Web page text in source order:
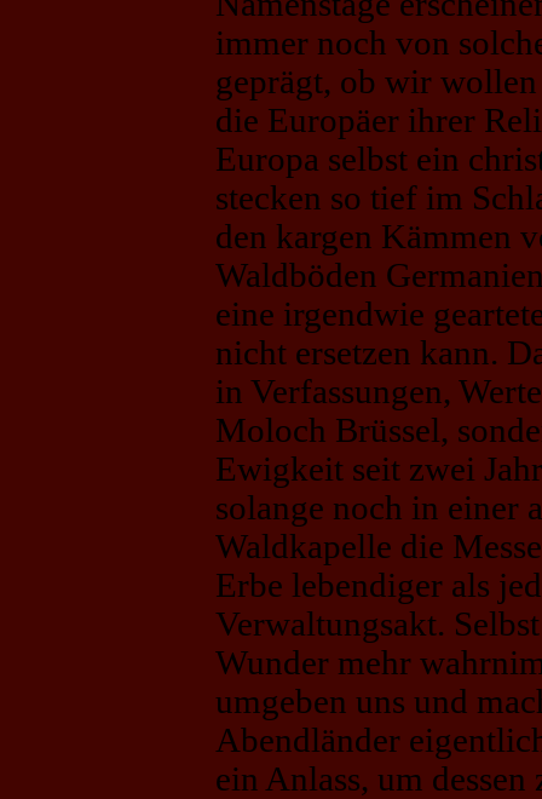
immer noch von
geprägt, ob wir
die Europäer ihrer
Europa selbst ein
stecken so tief im
den kargen Kämmen
Waldböden
eine irgendwie
nicht ersetzen kann.
in Verfassungen,
Moloch Brüssel,
Ewigkeit seit zwei
solange noch in einer
Waldkapelle die
Erbe lebendiger als
Verwaltungsakt.
Wunder mehr
umgeben uns und
Abendländer
ein Anlass, um dessen